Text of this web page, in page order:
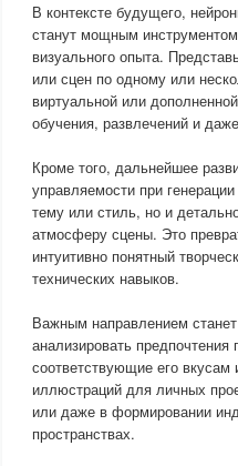
В контексте будущего,
станут мощным инструментом
визуального опыта.
или сцен по одному или
виртуальной или
обучения, развлечений и
Кроме того, дальнейшее
управляемости при
тему или стиль, но и
атмосферу сцены. Это
интуитивно понятный
технических навыков.
Важным направлением
анализировать
соответствующие его
иллюстраций для личных
или даже в формировании
пространствах.